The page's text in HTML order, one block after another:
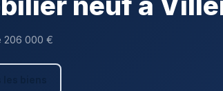
206 000 €